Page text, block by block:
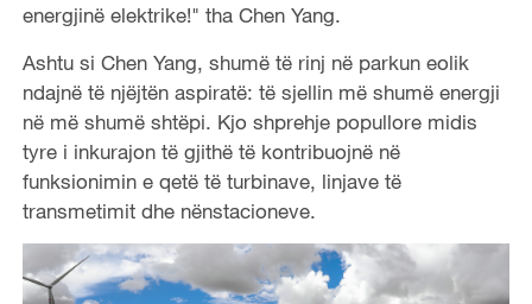
energjinë elektrike!" tha Chen Yang.
Ashtu si Chen Yang, shumë të rinj në parkun eolik
ndajnë të njëjtën aspiratë: të sjellin më shumë energji
në më shumë shtëpi. Kjo shprehje popullore midis
tyre i inkurajon të gjithë të kontribuojnë në
funksionimin e qetë të turbinave, linjave të
transmetimit dhe nënstacioneve.